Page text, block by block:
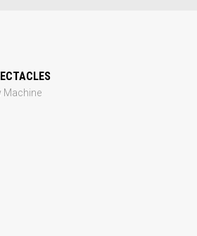
Machine